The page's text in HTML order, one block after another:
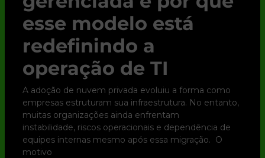
esse modelo está
redefinindo a
operação de TI
A adoção de nuvem privada evoluiu a forma como
empresas estruturam sua infraestrutura. No entanto,
muitas organizações ainda enfrentam
instabilidade, riscos operacionais e dependência de
equipes internas mesmo após essa migração. O
motivo